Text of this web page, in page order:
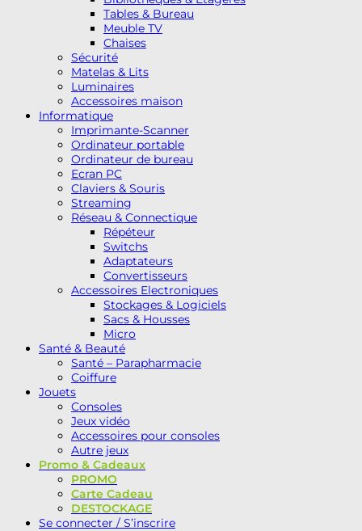
Tables & Bureau
Meuble TV
Chaises
Sécurité
Matelas & Lits
Luminaires
Accessoires maison
Informatique
Imprimante-Scanner
Ordinateur portable
Ordinateur de bureau
Ecran PC
Claviers & Souris
Streaming
Réseau & Connectique
Répéteur
Switchs
Adaptateurs
Convertisseurs
Accessoires Electroniques
Stockages & Logiciels
Sacs & Housses
Micro
Santé & Beauté
Santé – Parapharmacie
Coiffure
Jouets
Consoles
Jeux vidéo
Accessoires pour consoles
Autre jeux
Promo & Cadeaux
PROMO
Carte Cadeau
DESTOCKAGE
Se connecter / S’inscrire